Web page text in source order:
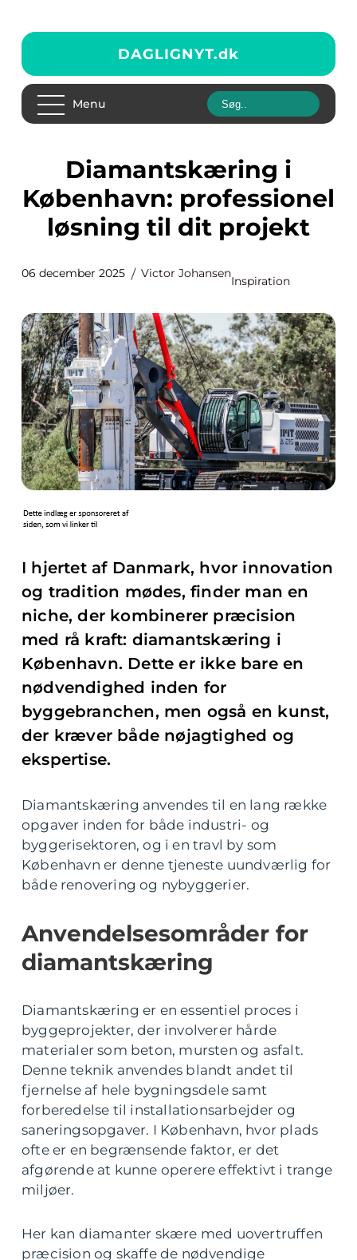
DAGLIGNYT.dk
Menu
Diamantskæring i
København: professionel
løsning til dit projekt
06 december 2025 Victor Johansen
Inspiration
I hjertet af Danmark, hvor innovation
og tradition mødes, finder man en
niche, der kombinerer præcision
med rå kraft: diamantskæring i
København. Dette er ikke bare en
nødvendighed inden for
byggebranchen, men også en kunst,
der kræver både nøjagtighed og
ekspertise.
Diamantskæring anvendes til en lang række
opgaver inden for både industri- og
byggerisektoren, og i en travl by som
København er denne tjeneste uundværlig for
både renovering og nybyggerier.
Anvendelsesområder for
diamantskæring
Diamantskæring er en essentiel proces i
byggeprojekter, der involverer hårde
materialer som beton, mursten og asfalt.
Denne teknik anvendes blandt andet til
fjernelse af hele bygningsdele samt
forberedelse til installationsarbejder og
saneringsopgaver. I København, hvor plads
ofte er en begrænsende faktor, er det
afgørende at kunne operere effektivt i trange
miljøer.
Her kan diamanter skære med uovertruffen
præcision og skaffe de nødvendige